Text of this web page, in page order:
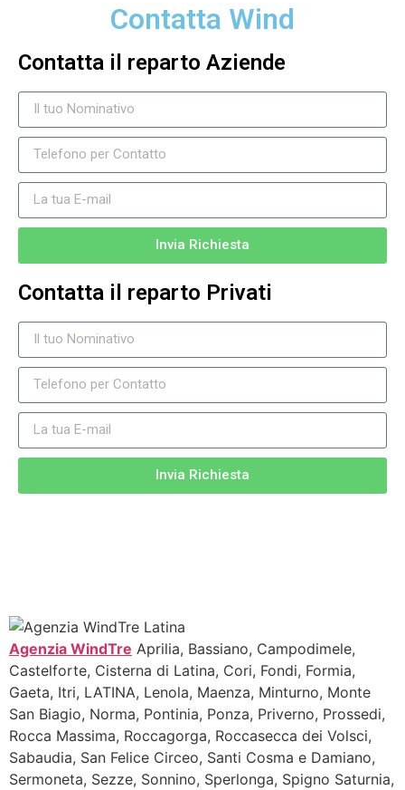
Contatta Wind
Contatta il reparto Aziende
Invia Richiesta
Contatta il reparto Privati
Invia Richiesta
Agenzia WindTre Aprilia, Bassiano, Campodimele,
Castelforte, Cisterna di Latina, Cori, Fondi, Formia,
Gaeta, Itri, LATINA, Lenola, Maenza, Minturno, Monte
San Biagio, Norma, Pontinia, Ponza, Priverno, Prossedi,
Rocca Massima, Roccagorga, Roccasecca dei Volsci,
Sabaudia, San Felice Circeo, Santi Cosma e Damiano,
Sermoneta, Sezze, Sonnino, Sperlonga, Spigno Saturnia,